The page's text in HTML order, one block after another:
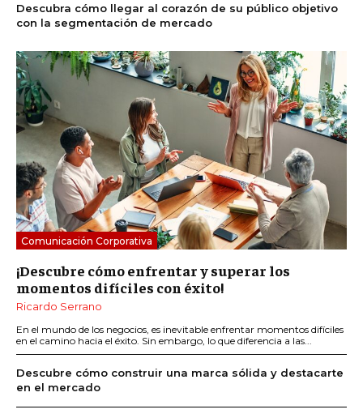
Descubra cómo llegar al corazón de su público objetivo
con la segmentación de mercado
Comunicación Corporativa
¡Descubre cómo enfrentar y superar los
momentos difíciles con éxito!
Ricardo Serrano
En el mundo de los negocios, es inevitable enfrentar momentos difíciles
en el camino hacia el éxito. Sin embargo, lo que diferencia a las...
Descubre cómo construir una marca sólida y destacarte
en el mercado